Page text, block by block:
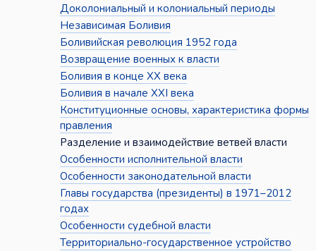
Доколониальный и колониальный периоды
Независимая Боливия
Боливийская революция 1952 года
Возвращение военных к власти
Боливия в конце XX века
Боливия в начале XXI века
Конституционные основы, характеристика формы
правления
Разделение и взаимодействие ветвей власти
Особенности исполнительной власти
Особенности законодательной власти
Главы государства (президенты) в 1971–2012
годах
Особенности судебной власти
Территориально-государственное устройство